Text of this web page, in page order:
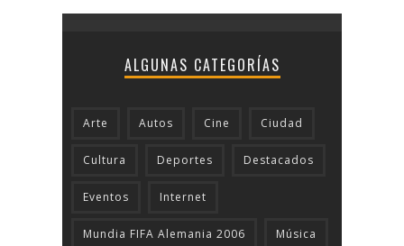
ALGUNAS CATEGORÍAS
Arte Autos Cine Ciudad
Cultura Deportes Destacados
Eventos Internet
Mundia FIFA Alemania 2006 Música